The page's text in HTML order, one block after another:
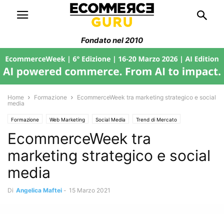
Fondato nel 2010
Home Formazione
EcommerceWeek tra marketing strategico e social
media
Formazione Web Marketing Social Media Trend di Mercato
Filiera Ecommerce
EcommerceWeek tra
marketing strategico e social
media
Di Angelica Maftei - 15 Marzo 2021